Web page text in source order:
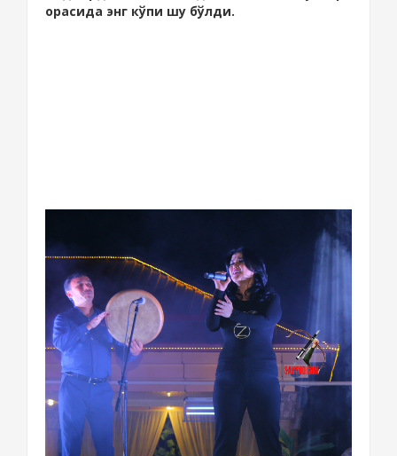
орасида энг кўпи шу бўлди.